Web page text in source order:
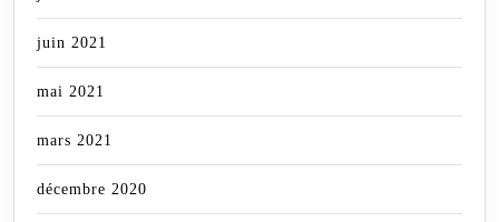
juin 2021
mai 2021
mars 2021
décembre 2020